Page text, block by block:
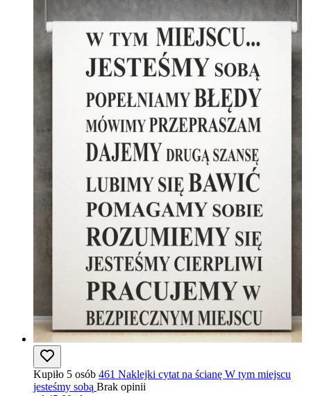
Kupiło 5 osób 461 Naklejki cytat na ścianę W tym miejscu
jesteśmy sobą Brak opinii